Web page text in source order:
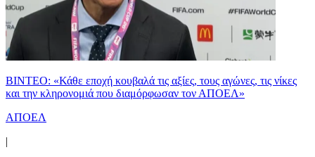
ΒΙΝΤΕΟ: «Κάθε εποχή κουβαλά τις αξίες, τους αγώνες, τις νίκες
και την κληρονομιά που διαμόρφωσαν τον ΑΠΟΕΛ»
ΑΠΟΕΛ
|